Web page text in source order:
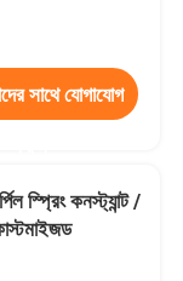
সাথে যোগাযোগ
স্প্রিং কনস্ট্যান্ট /